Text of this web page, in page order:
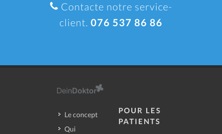
Contacte notre service-
client. 076 537 86 86
Le concept
Qui
POUR LES
PATIENTS